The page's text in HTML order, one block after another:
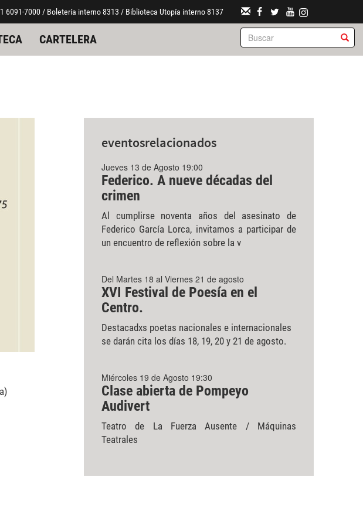
6091-7000 / Boletería interno 8313 / Biblioteca Utopía interno 8137
CARTELERA
eventosrelacionados
Jueves 13 de Agosto 19:00
Federico. A nueve décadas del
crimen
Al cumplirse noventa años del asesinato de
Federico García Lorca, invitamos a participar de
un encuentro de reflexión sobre la v
Del Martes 18 al Viernes 21 de agosto
XVI Festival de Poesía en el
Centro.
Destacadxs poetas nacionales e internacionales
se darán cita los días 18, 19, 20 y 21 de agosto.
Miércoles 19 de Agosto 19:30
Clase abierta de Pompeyo
Audivert
Teatro de La Fuerza Ausente / Máquinas
Teatrales